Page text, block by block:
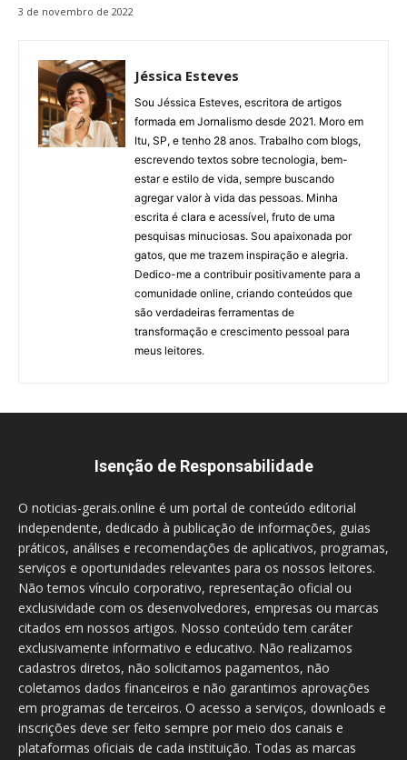
3 de novembro de 2022
Jéssica Esteves
Sou Jéssica Esteves, escritora de artigos
formada em Jornalismo desde 2021. Moro em
Itu, SP, e tenho 28 anos. Trabalho com blogs,
escrevendo textos sobre tecnologia, bem-
estar e estilo de vida, sempre buscando
agregar valor à vida das pessoas. Minha
escrita é clara e acessível, fruto de uma
pesquisas minuciosas. Sou apaixonada por
gatos, que me trazem inspiração e alegria.
Dedico-me a contribuir positivamente para a
comunidade online, criando conteúdos que
são verdadeiras ferramentas de
transformação e crescimento pessoal para
meus leitores.
Isenção de Responsabilidade
O noticias-gerais.online é um portal de conteúdo editorial
independente, dedicado à publicação de informações, guias
práticos, análises e recomendações de aplicativos, programas,
serviços e oportunidades relevantes para os nossos leitores.
Não temos vínculo corporativo, representação oficial ou
exclusividade com os desenvolvedores, empresas ou marcas
citados em nossos artigos. Nosso conteúdo tem caráter
exclusivamente informativo e educativo. Não realizamos
cadastros diretos, não solicitamos pagamentos, não
coletamos dados financeiros e não garantimos aprovações
em programas de terceiros. O acesso a serviços, downloads e
inscrições deve ser feito sempre por meio dos canais e
plataformas oficiais de cada instituição. Todas as marcas